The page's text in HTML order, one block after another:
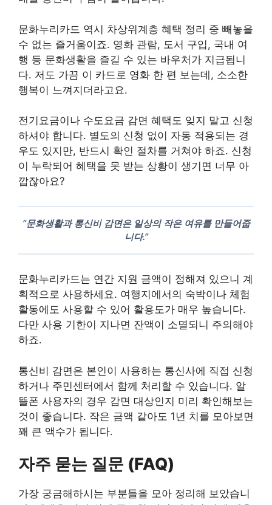
문화누리카드 역시 차상위계층 혜택 정리 중 빼놓을
수 없는 즐거움이죠. 영화 관람, 도서 구입, 국내 여
행 등 문화생활을 즐길 수 있는 바우처가 지급됩니
다. 저도 가끔 이 카드로 영화 한 편 보는데, 소소한
행복이 느껴지더라고요.
전기요금이나 수도요금 감면 혜택도 잊지 말고 신청
하셔야 합니다. 별도의 신청 없이 자동 적용되는 경
우도 있지만, 반드시 확인 절차를 거쳐야 하죠. 신청
이 누락되어 혜택을 못 받는 상황이 생기면 너무 아
깝잖아요?
“문화생활과 통신비 감면은 일상의 작은 여유를 만들어줍
니다.”
문화누리카드는 연간 지원 금액이 정해져 있으니 계
획적으로 사용하세요. 여행지에서의 숙박이나 체험
활동에도 사용할 수 있어 활용도가 매우 높습니다.
다만 사용 기한이 지나면 잔액이 소멸되니 주의해야
하죠.
통신비 감면은 본인이 사용하는 통신사에 직접 신청
하거나 주민센터에서 함께 처리할 수 있습니다. 알
뜰폰 사용자의 경우 감면 대상인지 미리 확인해보는
것이 좋습니다. 작은 금액 같아도 1년 치를 모아보면
꽤 큰 액수가 됩니다.
자주 묻는 질문 (FAQ)
가장 궁금해하시는 부분들을 모아 정리해 보았습니